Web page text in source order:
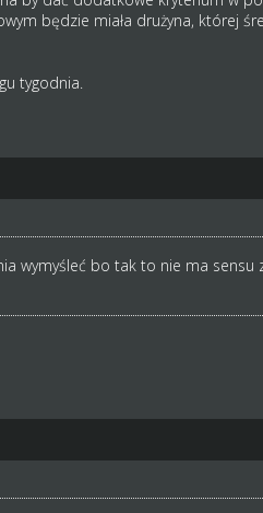
będzie miała drużyna, której
tygodnia.
wymyśleć bo tak to nie ma sensu